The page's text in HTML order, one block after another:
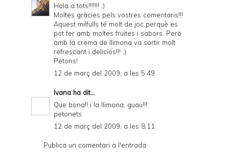
Hola a tots!!!!!!! :)
Moltes gràcies pels vostres comentaris!!!
Aquest milfulls té molt de joc perquè es
pot fer amb moltes fruites i sabors. Però
amb la crema de llimona va sortir molt
refrescant i deliciós!!! ;)
Petons!
12 de març del 2009, a les 5:49
Ivana ha dit...
Que bona!! i la llimona, guau!!!
petonets
12 de març del 2009, a les 8:11
Publica un comentari a l'entrada